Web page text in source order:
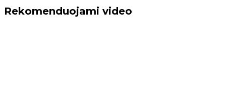
Rekomenduojami video